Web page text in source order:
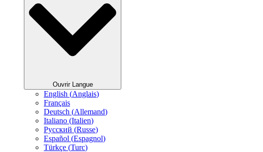
Ouvrir Langue
English (Anglais)
Français
Deutsch (Allemand)
Italiano (Italien)
Русский (Russe)
Español (Espagnol)
Türkçe (Turc)